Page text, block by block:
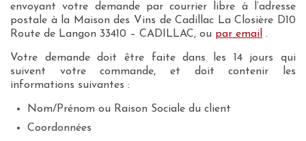
envoyant votre demande par courrier libre à l’adresse
postale à la Maison des Vins de Cadillac La Closière D10
Route de Langon 33410 – CADILLAC, ou par email .
Votre demande doit être faite dans les 14 jours qui
suivent votre commande, et doit contenir les
informations suivantes :
Nom/Prénom ou Raison Sociale du client
Coordonnées